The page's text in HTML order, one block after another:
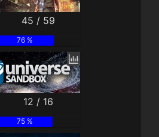
45 / 59
76 %
12 / 16
75 %